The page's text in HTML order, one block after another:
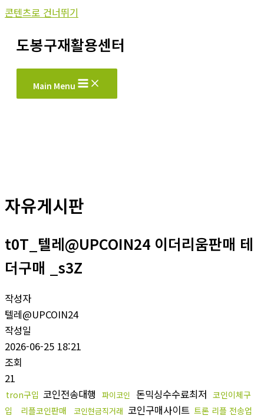
콘텐츠로 건너뛰기
도봉구재활용센터
Main Menu
자유게시판
t0T_텔레@UPCOIN24 이더리움판매 테
더구매 _s3Z
작성자
텔레@UPCOIN24
작성일
2026-06-25 18:21
조회
21
tron구입 코인전송대행 파이코인 돈믹싱수수료최저 코인이체구
입
리플코인판매 코인현금직거래 코인구매사이트 트론 리플 전송업